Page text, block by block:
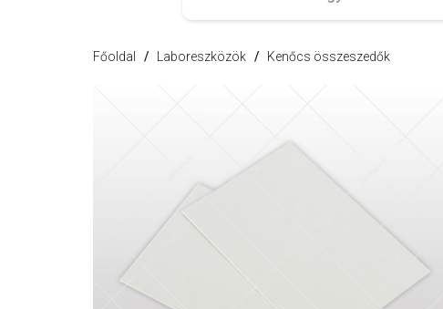
Főoldal / Laboreszközök / Kenőcs összeszedők